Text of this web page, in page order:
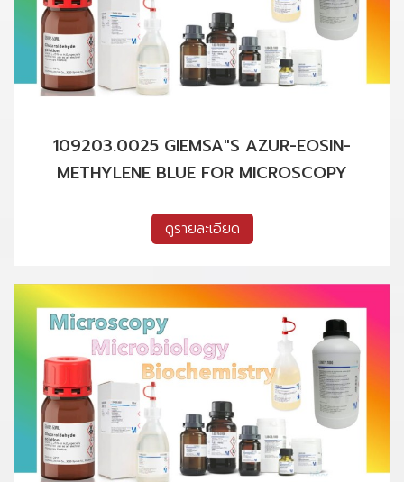
109203.0025 GIEMSA"S AZUR-EOSIN-
METHYLENE BLUE FOR MICROSCOPY
ดูรายละเอียด